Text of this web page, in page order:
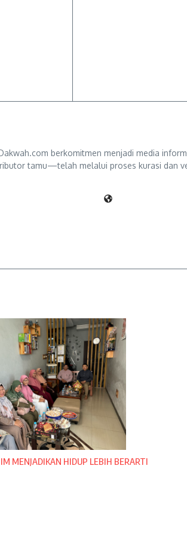
berkomitmen menjadi media
tamu—telah melalui proses kurasi dan
MENJADIKAN HIDUP LEBIH BERARTI